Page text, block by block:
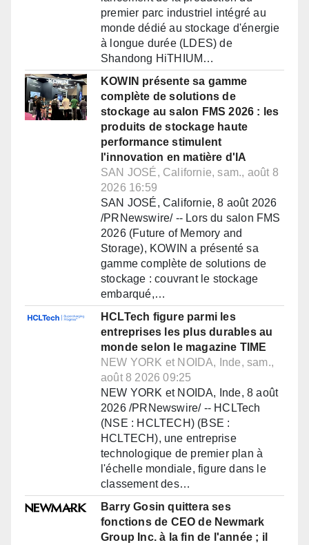
premier parc industriel intégré au
monde dédié au stockage d'énergie
à longue durée (LDES) de
Shandong HiTHIUM…
KOWIN présente sa gamme
complète de solutions de
stockage au salon FMS 2026 : les
produits de stockage haute
performance stimulent
l'innovation en matière d'IA
SAN JOSÉ, Californie, sam., août 8
2026 16:59
SAN JOSÉ, Californie, 8 août 2026
/PRNewswire/ -- Lors du salon FMS
2026 (Future of Memory and
Storage), KOWIN a présenté sa
gamme complète de solutions de
stockage : couvrant le stockage
embarqué,…
HCLTech figure parmi les
entreprises les plus durables au
monde selon le magazine TIME
NEW YORK et NOIDA, Inde, sam.,
août 8 2026 09:25
NEW YORK et NOIDA, Inde, 8 août
2026 /PRNewswire/ -- HCLTech
(NSE : HCLTECH) (BSE :
HCLTECH), une entreprise
technologique de premier plan à
l'échelle mondiale, figure dans le
classement des…
Barry Gosin quittera ses
fonctions de CEO de Newmark
Group Inc. à la fin de l'année ; il